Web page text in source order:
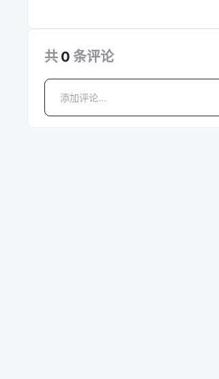
共 0 条评论